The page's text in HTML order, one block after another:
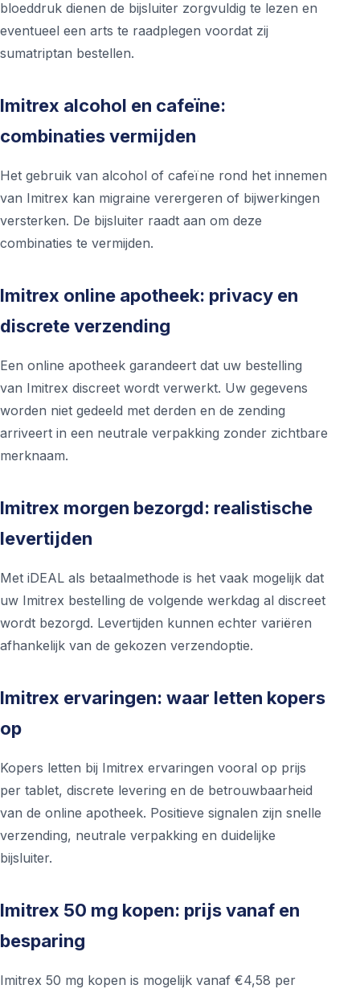
bloeddruk dienen de bijsluiter zorgvuldig te lezen en
eventueel een arts te raadplegen voordat zij
sumatriptan bestellen.
Imitrex alcohol en cafeïne:
combinaties vermijden
Het gebruik van alcohol of cafeïne rond het innemen
van Imitrex kan migraine verergeren of bijwerkingen
versterken. De bijsluiter raadt aan om deze
combinaties te vermijden.
Imitrex online apotheek: privacy en
discrete verzending
Een online apotheek garandeert dat uw bestelling
van Imitrex discreet wordt verwerkt. Uw gegevens
worden niet gedeeld met derden en de zending
arriveert in een neutrale verpakking zonder zichtbare
merknaam.
Imitrex morgen bezorgd: realistische
levertijden
Met iDEAL als betaalmethode is het vaak mogelijk dat
uw Imitrex bestelling de volgende werkdag al discreet
wordt bezorgd. Levertijden kunnen echter variëren
afhankelijk van de gekozen verzendoptie.
Imitrex ervaringen: waar letten kopers
op
Kopers letten bij Imitrex ervaringen vooral op prijs
per tablet, discrete levering en de betrouwbaarheid
van de online apotheek. Positieve signalen zijn snelle
verzending, neutrale verpakking en duidelijke
bijsluiter.
Imitrex 50 mg kopen: prijs vanaf en
besparing
Imitrex 50 mg kopen is mogelijk vanaf €4,58 per